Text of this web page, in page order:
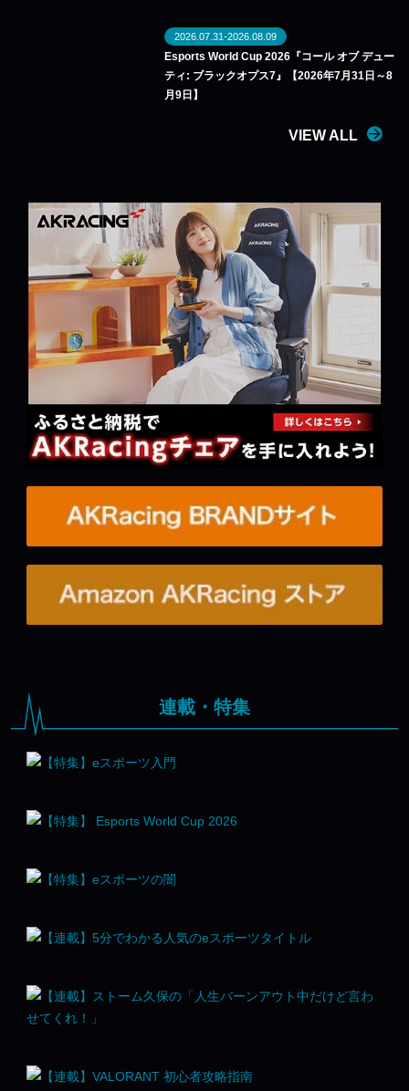
2026.07.31-2026.08.09
Esports World Cup 2026『コール オブ デュー
ティ: ブラックオプス7』【2026年7月31日～8
月9日】
VIEW ALL
連載・特集